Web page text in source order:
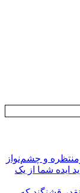
و چشم‌نواز
ایده شما از یک